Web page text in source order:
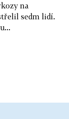
na
sedm lidí.